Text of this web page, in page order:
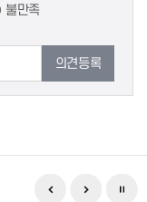
불만족
의견등록